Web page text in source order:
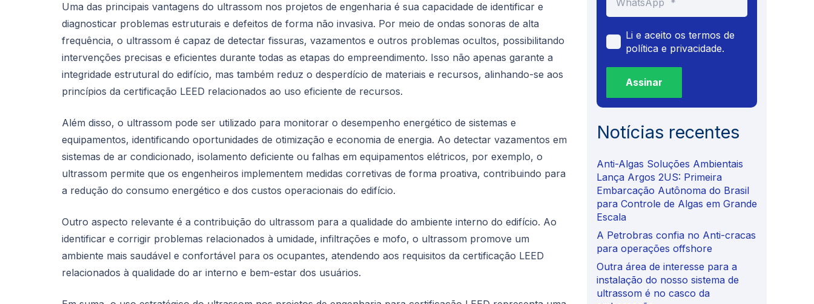
Uma das principais vantagens do ultrassom nos projetos de engenharia é sua capacidade de identificar e
diagnosticar problemas estruturais e defeitos de forma não invasiva. Por meio de ondas sonoras de alta
frequência, o ultrassom é capaz de detectar fissuras, vazamentos e outros problemas ocultos, possibilitando
intervenções precisas e eficientes durante todas as etapas do empreendimento. Isso não apenas garante a
integridade estrutural do edifício, mas também reduz o desperdício de materiais e recursos, alinhando-se aos
princípios da certificação LEED relacionados ao uso eficiente de recursos.
Além disso, o ultrassom pode ser utilizado para monitorar o desempenho energético de sistemas e
equipamentos, identificando oportunidades de otimização e economia de energia. Ao detectar vazamentos em
sistemas de ar condicionado, isolamento deficiente ou falhas em equipamentos elétricos, por exemplo, o
ultrassom permite que os engenheiros implementem medidas corretivas de forma proativa, contribuindo para
a redução do consumo energético e dos custos operacionais do edifício.
Outro aspecto relevante é a contribuição do ultrassom para a qualidade do ambiente interno do edifício. Ao
identificar e corrigir problemas relacionados à umidade, infiltrações e mofo, o ultrassom promove um
ambiente mais saudável e confortável para os ocupantes, atendendo aos requisitos da certificação LEED
relacionados à qualidade do ar interno e bem-estar dos usuários.
Li e aceito os termos de
política e privacidade.
Assinar
Notícias recentes
Anti-Algas Soluções Ambientais
Lança Argos 2US: Primeira
Embarcação Autônoma do Brasil
para Controle de Algas em Grande
Escala
A Petrobras confia no Anti-cracas
para operações offshore
Outra área de interesse para a
instalação do nosso sistema de
ultrassom é no casco da